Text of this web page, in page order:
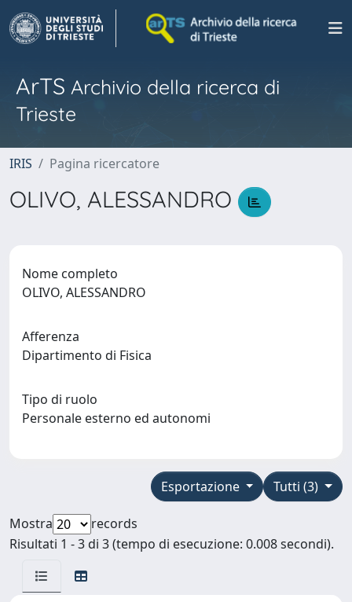
ArTS Archivio della ricerca di
Trieste
IRIS Pagina ricercatore
OLIVO, ALESSANDRO
Nome completo
OLIVO, ALESSANDRO
Afferenza
Dipartimento di Fisica
Tipo di ruolo
Personale esterno ed autonomi
Tutti (3)
Esportazione
Mostra
records
Risultati 1 - 3 di 3 (tempo di esecuzione: 0.008 secondi).